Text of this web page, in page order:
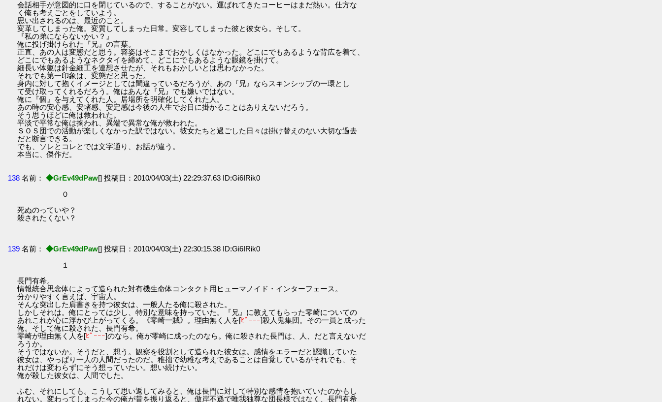
会話相手が意図的に口を閉じているので、することがない。運ばれてきたコーヒーはまだ熱い。仕方な
く俺も考えごとをしていよう。
思い出されるのは、最近のこと。
変革してしまった俺。変質してしまった日常。変容してしまった彼と彼女ら。そして。
『私の弟にならないかい？』
俺に投げ掛けられた『兄』の言葉。
正直、あの人は変態だと思う。容姿はそこまでおかしくはなかった。どこにでもあるような背広を着て、
どこにでもあるようなネクタイを締めて、どこにでもあるような眼鏡を掛けて。
細長い体躯は針金細工を連想させたが、それもおかしいとは思わなかった。
それでも第一印象は、変態だと思った。
身内に対して抱くイメージとしては間違っているだろうが、あの『兄』ならスキンシップの一環とし
て受け取ってくれるだろう。俺はあんな『兄』でも嫌いではない。
俺に『個』を与えてくれた人。居場所を明確化してくれた人。
あの時の安心感、安堵感、安定感は今後の人生でお目に掛かることはありえないだろう。
そう思うほどに俺は救われた。
平淡で平常な俺は掬われ、異端で異常な俺が救われた。
ＳＯＳ団での活動が楽しくなかった訳ではない。彼女たちと過ごした日々は掛け替えのない大切な過去
だと断言できる。
でも、ソレとコレとでは文字通り、お話が違う。
本当に、傑作だ。
138 名前： ◆GrEv49dPaw[] 投稿日：2010/04/03(土) 22:29:37.63 ID:Gi6IRik0
０
死ぬのっていや？
殺されたくない？
139 名前： ◆GrEv49dPaw[] 投稿日：2010/04/03(土) 22:30:15.38 ID:Gi6IRik0
１
長門有希。
情報統合思念体によって造られた対有機生命体コンタクト用ヒューマノイド・インターフェース。
分かりやすく言えば、宇宙人。
そんな突出した肩書きを持つ彼女は、一般人たる俺に殺された。
しかしそれは。俺にとっては少し、特別な意味を持っていた。『兄』に教えてもらった零崎についての
あれこれが心に浮かび上がってくる。《零崎一賊》。理由無く人を[ﾋﾟｰｰｰ]殺人鬼集団。その一員と成った
俺。そして俺に殺された、長門有希。
零崎が理由無く人を[ﾋﾟｰｰｰ]のなら。俺が零崎に成ったのなら。俺に殺された長門は、人、だと言えないだ
ろうか。
そうではないか。そうだと、想う。観察を役割として造られた彼女は。感情をエラーだと認識していた
彼女は、やっぱり一人の人間だったのだ。稚拙で幼稚な考えであることは自覚しているがそれでも、そ
れだけは変わらずにそう想っていたい。想い続けたい。
俺が殺した彼女は、人間でした。
ふむ、それにしても。こうして思い返してみると、俺は長門に対して特別な感情を抱いていたのかもし
れない。変わってしまった今の俺が昔を振り返ると、傲岸不遜で唯我独尊な団長様ではなく、長門有希